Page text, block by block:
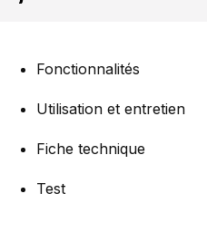
Fonctionnalités
Utilisation et entretien
Fiche technique
Test